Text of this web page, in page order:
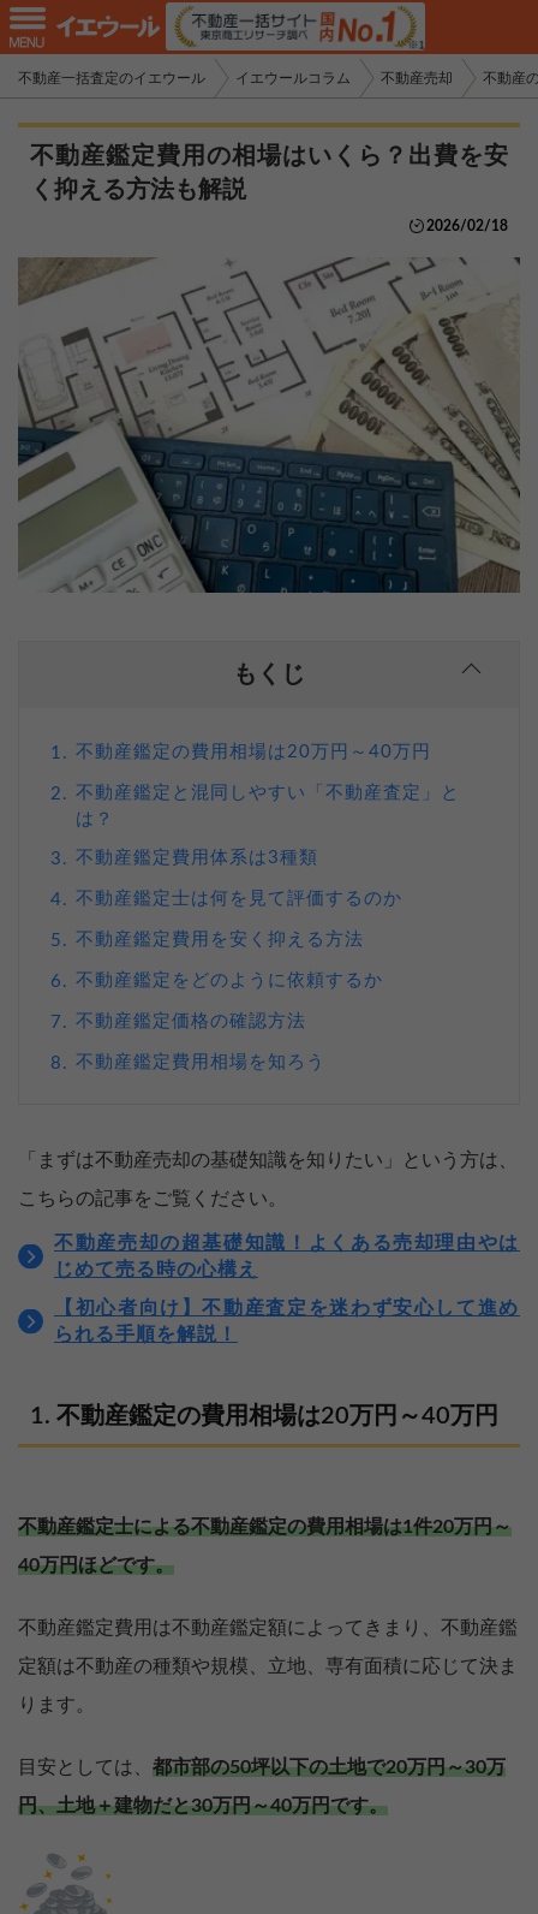
不動産一括査定のイエウール イエウールコラム 不動産売却 不動産
不動産鑑定費用の相場はいくら？出費を安
く抑える方法も解説
2026/02/18
もくじ
1. 不動産鑑定の費用相場は20万円～40万円
2. 不動産鑑定と混同しやすい「不動産査定」と
は？
3. 不動産鑑定費用体系は3種類
4. 不動産鑑定士は何を見て評価するのか
5. 不動産鑑定費用を安く抑える方法
6. 不動産鑑定をどのように依頼するか
7. 不動産鑑定価格の確認方法
8. 不動産鑑定費用相場を知ろう
「まずは不動産売却の基礎知識を知りたい」という方は、
こちらの記事をご覧ください。
不動産売却の超基礎知識！よくある売却理由やは
じめて売る時の心構え
【初心者向け】不動産査定を迷わず安心して進め
られる手順を解説！
不動産鑑定の費用相場は20万円～40万円
不動産鑑定士による不動産鑑定の費用相場は1件20万円～
40万円ほどです。
不動産鑑定費用は不動産鑑定額によってきまり、不動産鑑
定額は不動産の種類や規模、立地、専有面積に応じて決ま
ります。
目安としては、 都市部の50坪以下の土地で20万円～30万
円、土地＋建物だと30万円～40万円です。